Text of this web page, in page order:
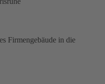
Firmengebäude in die